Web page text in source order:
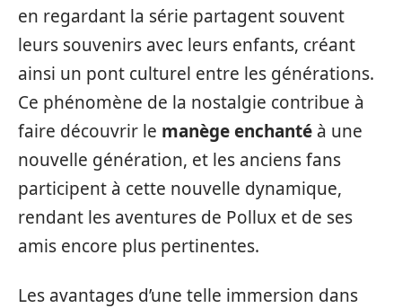
en regardant la série partagent souvent
leurs souvenirs avec leurs enfants, créant
ainsi un pont culturel entre les générations.
Ce phénomène de la nostalgie contribue à
faire découvrir le manège enchanté à une
nouvelle génération, et les anciens fans
participent à cette nouvelle dynamique,
rendant les aventures de Pollux et de ses
amis encore plus pertinentes.
Les avantages d’une telle immersion dans